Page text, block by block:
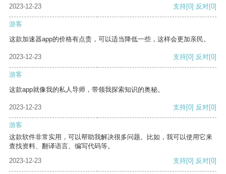
2023-12-23 支持[0] 反对[0]
游客
这款加速器app的价格有点贵，可以适当降低一些，这样会更加亲民。
2023-12-23 支持[0] 反对[0]
游客
这款app就像我的私人导师，带领我探索知识的奥秘。
2023-12-23 支持[0] 反对[0]
游客
这款软件非常实用，可以帮助我解决很多问题。比如，我可以使用它来
查找资料、翻译语言、编写代码等。
2023-12-23
支持[0] 反对[0]